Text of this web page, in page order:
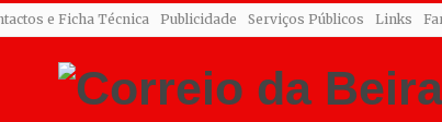
e Ficha Técnica Publicidade Serviços Públicos Links